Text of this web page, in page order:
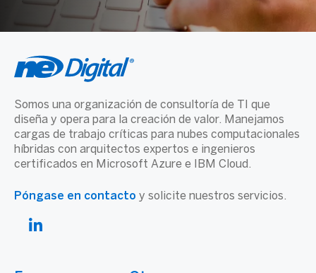
Somos una organización de consultoría de TI que
diseña y opera para la creación de valor. Manejamos
cargas de trabajo críticas para nubes computacionales
híbridas con arquitectos expertos e ingenieros
certificados en Microsoft Azure e IBM Cloud.
Póngase en contacto y solicite nuestros servicios.